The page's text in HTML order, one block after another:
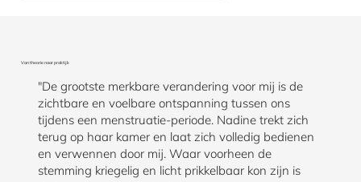
Van theorie naar praktijk
"De grootste merkbare verandering voor mij is de
zichtbare en voelbare ontspanning tussen ons
tijdens een menstruatie-periode. Nadine trekt zich
terug op haar kamer en laat zich volledig bedienen
en verwennen door mij. Waar voorheen de
stemming kriegelig en licht prikkelbaar kon zijn is